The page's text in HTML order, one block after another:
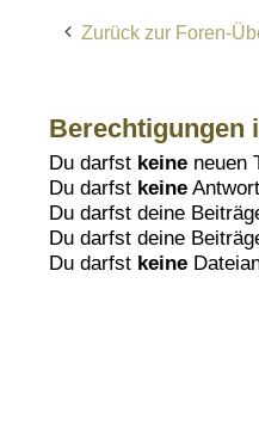
Zurück zur Foren-
Berechtigungen
Du darfst keine neuen
Du darfst keine
Du darfst deine
Du darfst deine
Du darfst keine